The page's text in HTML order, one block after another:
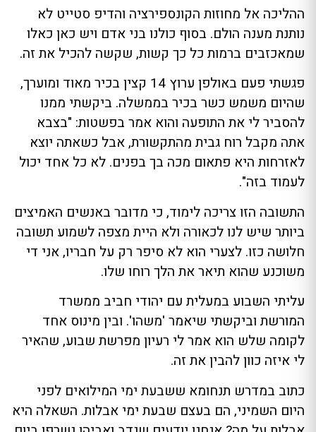
ההליכה אל מחוזות הקונספירציה והדיפ סטייט לא
נותנת מענה הולם. בסוף כולנו בני אדם ויש כאן כאלו
שמאכזבים ברמות כל כך קשות, שקשה להכיל את זה.
פגשתי פעם באולפן ערוץ 14 קצין בכיר מאוד ומוערך,
שהיום משמש כשר בכיר בממשלה. ביקשתי ממנו
להסביר לי את התופעה והוא אמר בפשטות: "בצבא
אתה מקבל רוח גבית מהתקשורת, אבל כשאתה יוצא
לאזרחות היא פתאום מכה בך בפנים. לא כל אחד יכול
לעמוד בזה".
התשובה הזו צריכה לימוד, כי מדובר באנשים האמיצים
ביותר שיש לנו לכאורה ולא היית מצפה לשמוע תשובה
חלושה כזו. לצערי הוא לא סיפר רק על חבריו, אני די
משוכנע שהוא תיאר את הלך רוחו שלו.
עליתי השבוע במעלית עם יהודי חביב ממשרד
המורשת וביקשתי שיאמר 'משהו'. ובין מינוס אחד
לקומה שלש הוא אמר לי רעיון מפרשת שבוע, שהאיר
לי איזה כוון להבין את זה.
כתוב במדרש תנחומא ששבעת ימי המילואים לפני
היום השמיני, הם בעצם שבעת ימי אבלות. השאלה היא